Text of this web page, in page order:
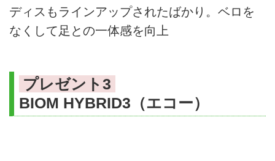
ディスもラインアップされたばかり。ベロを
なくして足との一体感を向上
プレゼント3
BIOM HYBRID3（エコー）